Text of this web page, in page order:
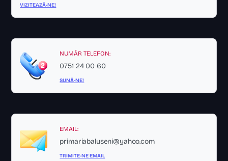
VIZITEAZĂ-NE!
NUMĂR TELEFON:
0751 24 00 60
SUNĂ-NE!
EMAIL:
primariabaluseni@yahoo.com
TRIMITE-NE EMAIL